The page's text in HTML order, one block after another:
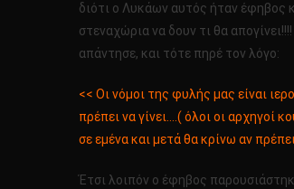
διότι ο Λυκάων αυτός ήταν έφηβος
στεναχώρια να δουν τι θα
απάντησε, και τότε πηρέ τον λόγο:
<< Οι νόμοι της φυλής μας είναι
πρέπει να γίνει….( όλοι οι αρχηγοί
σε εμένα και μετά θα κρίνω αν
Έτσι λοιπόν ο έφηβος